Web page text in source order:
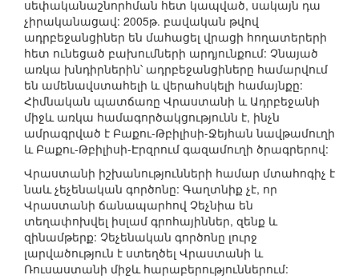
սեփականաշնորհման հետ կապված, սակայն դա
չիրականացավ: 2005թ. բավական թվով
ադրբեջանցիներ են մահացել վրացի հողատերերի
հետ ունեցած բախումների արդյունքում: Չնայած
առկա խնդիրներին՝ ադրբեջանցիները համարվում
են ամենավստահելի և վերահսկելի համայնքը:
Հիմնական պատճառը Վրաստանի և Ադրբեջանի
միջև առկա համագործակցությունն է, ինչն
ամրագրված է Բաքու-Թբիլիսի-Ջեյհան նավթամուղի
և Բաքու-Թբիլիսի-Էրզրում գազամուղի ծրագրերով:
Վրաստանի իշխանությունների համար մտահոգիչ է
նաև չեչենական գործոնը: Գաղտնիք չէ, որ
Վրաստանի ճանապարհով Չեչնիա են
տեղափոխվել իսլամ գրոհայիններ, զենք և
զինամթերք: Չեչենական գործոնը լուրջ
լարվածություն է ստեղծել Վրաստանի և
Ռուսաստանի միջև հարաբերություններում: